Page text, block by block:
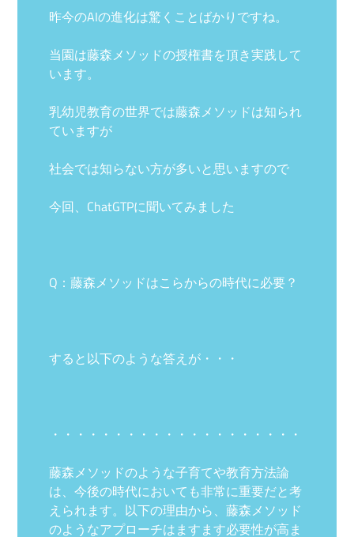
昨今のAIの進化は驚くことばかりですね。
当園は藤森メソッドの授権書を頂き実践して
います。
乳幼児教育の世界では藤森メソッドは知られ
ていますが
社会では知らない方が多いと思いますので
今回、ChatGTPに聞いてみました
Q：藤森メソッドはこらからの時代に必要？
すると以下のような答えが・・・
・・・・・・・・・・・・・・・・・・・・
藤森メソッドのような子育てや教育方法論
は、今後の時代においても非常に重要だと考
えられます。以下の理由から、藤森メソッド
のようなアプローチはますます必要性が高ま